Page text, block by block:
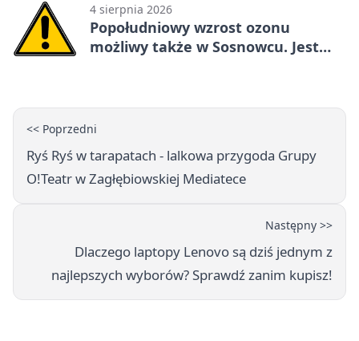
4 sierpnia 2026
Popołudniowy wzrost ozonu
możliwy także w Sosnowcu. Jest
<< Poprzedni
Ryś Ryś w tarapatach - lalkowa przygoda Grupy
O!Teatr w Zagłębiowskiej Mediatece
Następny >>
Dlaczego laptopy Lenovo są dziś jednym z
najlepszych wyborów? Sprawdź zanim kupisz!